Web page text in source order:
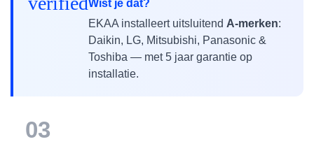
Wist je dat?
EKAA installeert uitsluitend A-merken:
Daikin, LG, Mitsubishi, Panasonic &
Toshiba — met 5 jaar garantie op
installatie.
03